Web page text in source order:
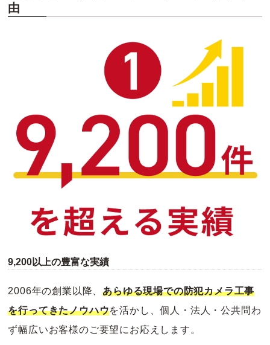
由
9,200以上の豊富な実績
2006年の創業以降、あらゆる現場での防犯カメラ工事
を行ってきたノウハウを活かし、個人・法人・公共問わ
ず幅広いお客様のご要望にお応えします。